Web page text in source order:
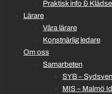
Praktisk info &
Lärare
Våra lärare
Konstnärlig ledare
Om oss
Samarbeten
SYB –
MIS – Malmö